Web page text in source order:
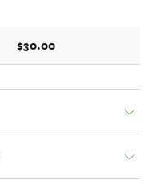
$30.00